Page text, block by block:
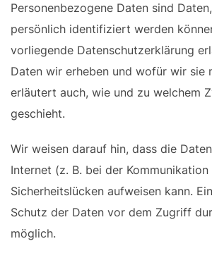
Personenbezogene Daten sind
persönlich identifiziert werden
vorliegende Datenschutzerklärung
Daten wir erheben und wofür wir sie
erläutert auch, wie und zu welchem
geschieht.
Wir weisen darauf hin, dass die
Internet (z. B. bei der Kommunikation
Sicherheitslücken aufweisen kann.
Schutz der Daten vor dem Zugriff
möglich.